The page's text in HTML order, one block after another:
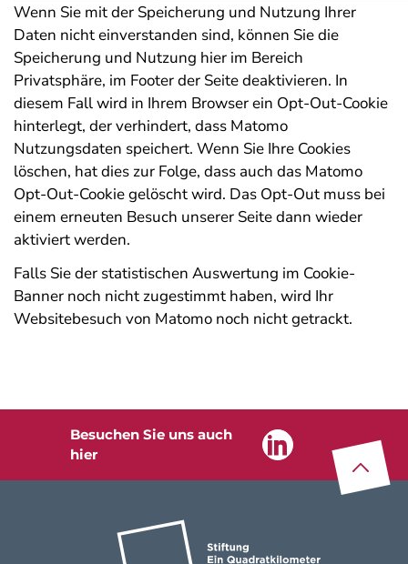
Wenn Sie mit der Speicherung und Nutzung Ihrer
Daten nicht einverstanden sind, können Sie die
Speicherung und Nutzung hier im Bereich
Privatsphäre, im Footer der Seite deaktivieren. In
diesem Fall wird in Ihrem Browser ein Opt-Out-Cookie
hinterlegt, der verhindert, dass Matomo
Nutzungsdaten speichert. Wenn Sie Ihre Cookies
löschen, hat dies zur Folge, dass auch das Matomo
Opt-Out-Cookie gelöscht wird. Das Opt-Out muss bei
einem erneuten Besuch unserer Seite dann wieder
aktiviert werden.
Falls Sie der statistischen Auswertung im Cookie-
Banner noch nicht zugestimmt haben, wird Ihr
Websitebesuch von Matomo noch nicht getrackt.
Besuchen Sie uns auch
hier
Linkedin
Z
u
m
Seite
na
nfa
n